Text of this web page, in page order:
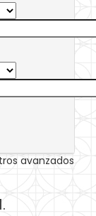
avanzados